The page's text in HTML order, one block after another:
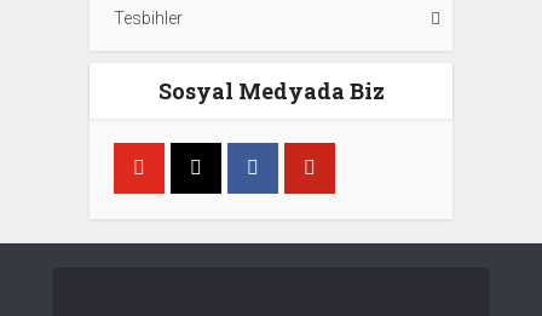
Tesbihler
Sosyal Medyada Biz